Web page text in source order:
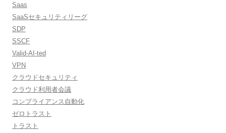
Saas
SaaSセキュリティリーグ
SDP
SSCF
Valid-AI-ted
VPN
クラウドセキュリティ
クラウド利用者会議
コンプライアンス自動化
ゼロトラスト
トラスト